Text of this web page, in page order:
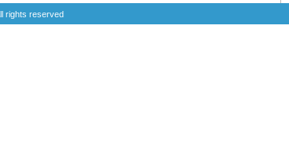
rights reserved